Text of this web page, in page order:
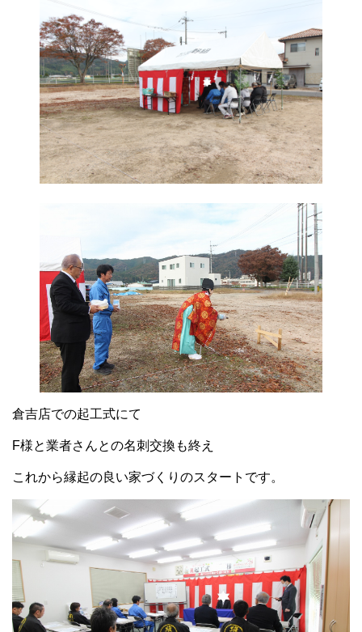
倉吉店での起工式にて
F様と業者さんとの名刺交換も終え
これから縁起の良い家づくりのスタートです。